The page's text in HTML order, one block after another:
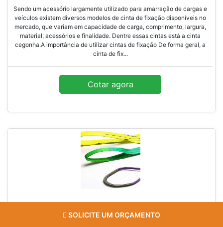
Sendo um acessório largamente utilizado para amarração de cargas e
veículos existem diversos modelos de cinta de fixação disponíveis no
mercado, que variam em capacidade de carga, comprimento, largura,
material, acessórios e finalidade. Dentre essas cintas está a cinta
cegonha.A importância de utilizar cintas de fixação De forma geral, a
cinta de fix...
Cotar agora
CINTA DE POLIÉSTER
SOLICITE UM ORÇAMENTO